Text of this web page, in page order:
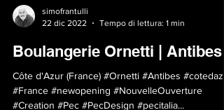
simofrantulli
22 dic 2022
Tempo di lettura: 1 min